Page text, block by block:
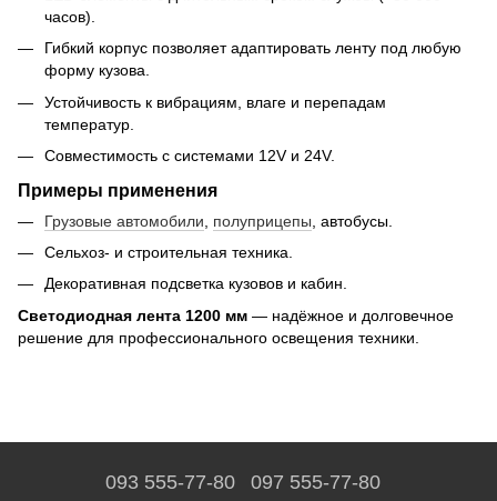
часов).
Гибкий корпус позволяет адаптировать ленту под любую
форму кузова.
Устойчивость к вибрациям, влаге и перепадам
температур.
Совместимость с системами 12V и 24V.
Примеры применения
Грузовые автомобили полуприцепы , автобусы.
Сельхоз- и строительная техника.
Декоративная подсветка кузовов и кабин.
Светодиодная лента 1200 мм — надёжное и долговечное
решение для профессионального освещения техники.
093 555-77-80 097 555-77-80